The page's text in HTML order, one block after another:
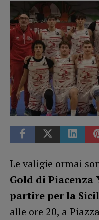
Le valigie ormai
Gold di Piacenza
partire per la
alle ore 20, a